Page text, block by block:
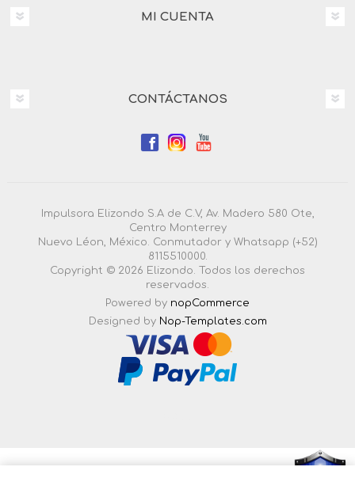
MI CUENTA
CONTÁCTANOS
Impulsora Elizondo S.A de C.V, Av. Madero 580 Ote,
Centro Monterrey
Nuevo Léon, México. Conmutador y Whatsapp (+52)
8115510000.
Copyright © 2026 Elizondo. Todos los derechos
reservados.
Powered by nopCommerce
Designed by Nop-Templates.com